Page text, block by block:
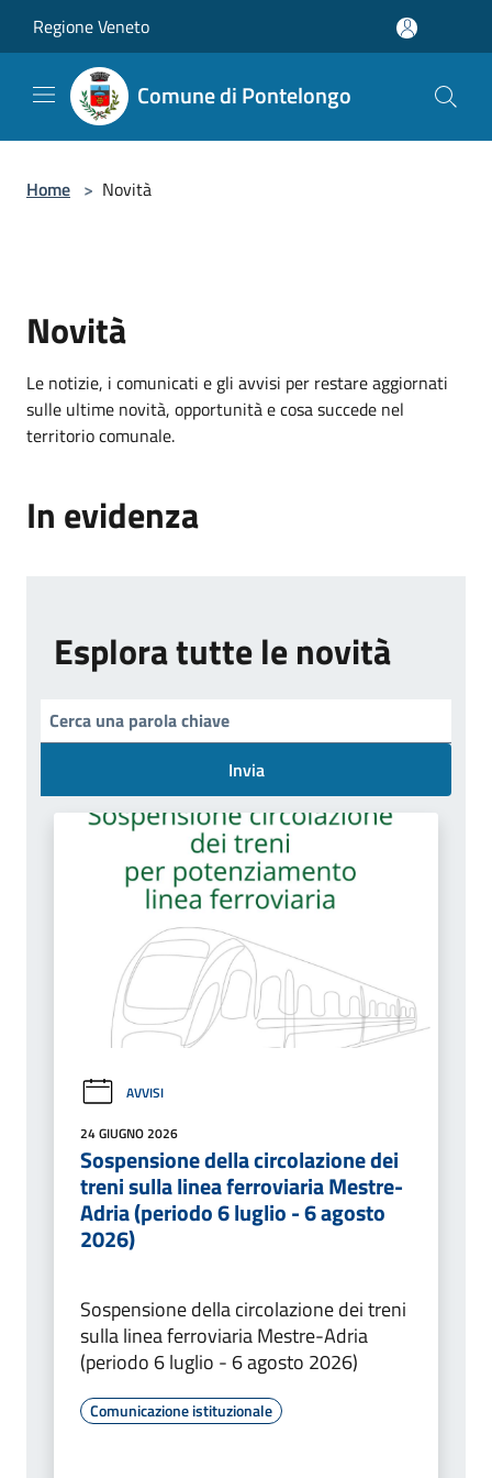
Regione Veneto
Comune di Pontelongo
Home > Novità
Novità
Le notizie, i comunicati e gli avvisi per restare aggiornati
sulle ultime novità, opportunità e cosa succede nel
territorio comunale.
In evidenza
Esplora tutte le novità
Invia
AVVISI
24 GIUGNO 2026
Sospensione della circolazione dei
treni sulla linea ferroviaria Mestre-
Adria (periodo 6 luglio - 6 agosto
2026)
Sospensione della circolazione dei treni
sulla linea ferroviaria Mestre-Adria
(periodo 6 luglio - 6 agosto 2026)
Comunicazione istituzionale